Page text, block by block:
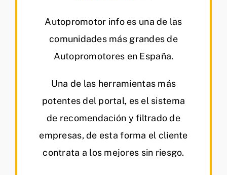
Autopromotor info es una de las
comunidades más grandes de
Autopromotores en España.
Una de las herramientas más
potentes del portal, es el sistema
de recomendación y filtrado de
empresas, de esta forma el cliente
contrata a los mejores sin riesgo.